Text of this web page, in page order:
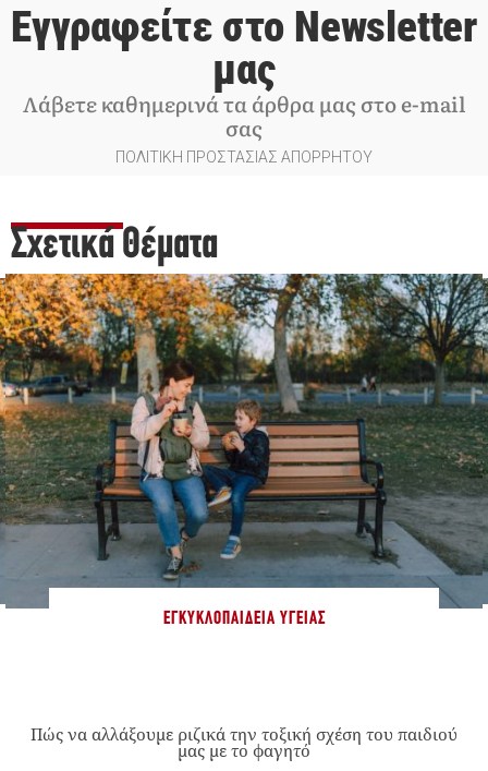
Εγγραφείτε στο Newsletter
μας
Λάβετε καθημερινά τα άρθρα μας στο e-mail
σας
ΠΟΛΙΤΙΚΗ ΠΡΟΣΤΑΣΙΑΣ ΑΠΟΡΡΗΤΟΥ
Σχετικά Θέματα
ΕΓΚΥΚΛΟΠΑΊΔΕΙΑ ΥΓΕΊΑΣ
Πώς να αλλάξουμε ριζικά την τοξική σχέση του παιδιού
μας με το φαγητό